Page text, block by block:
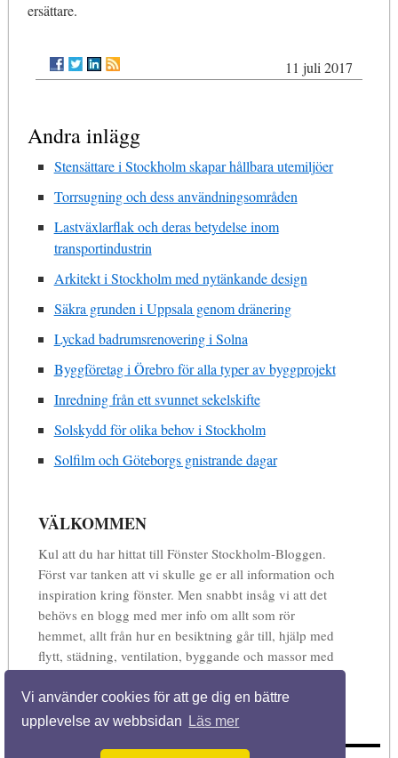
Vi använder cookies för att ge dig en bättre
upplevelse av webbsidan
Läs mer
ersättare.
11 juli 2017
Andra inlägg
Stensättare i Stockholm skapar hållbara utemiljöer
Torrsugning och dess användningsområden
Lastväxlarflak och deras betydelse inom
transportindustrin
Arkitekt i Stockholm med nytänkande design
Säkra grunden i Uppsala genom dränering
Lyckad badrumsrenovering i Solna
Byggföretag i Örebro för alla typer av byggprojekt
Inredning från ett svunnet sekelskifte
Solskydd för olika behov i Stockholm
Solfilm och Göteborgs gnistrande dagar
VÄLKOMMEN
Kul att du har hittat till Fönster Stockholm-Bloggen.
Först var tanken att vi skulle ge er all information och
inspiration kring fönster. Men snabbt insåg vi att det
behövs en blogg med mer info om allt som rör
hemmet, allt från hur en besiktning går till, hjälp med
flytt, städning, ventilation, byggande och massor med
inspiration och matnyttig kunskap inom allt som rör
ditt hem och bostad.